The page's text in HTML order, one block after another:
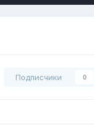
Подписчики 0